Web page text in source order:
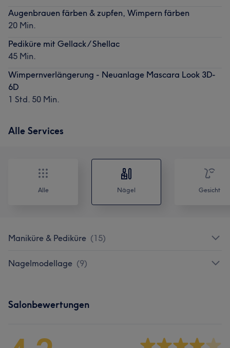
Augenbrauen färben & zupfen, Wimpern färben
20 Min.
Pediküre mit Gellack / Shellac
45 Min.
Wimpernverlängerung - Neuanlage Mascara Look 3D-
6D
1 Std. 50 Min.
Alle Services
Alle Nägel Gesicht
Maniküre & Pediküre (15)
Nagelmodellage (9)
Salonbewertungen